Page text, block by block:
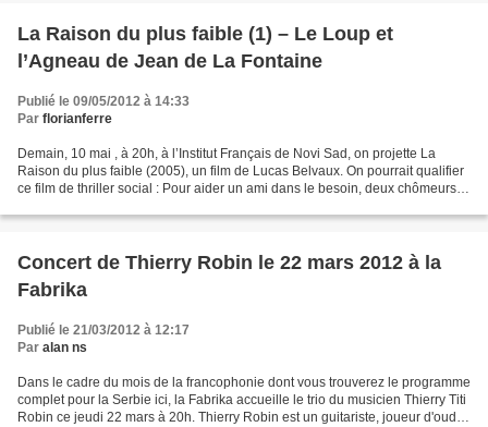
La Raison du plus faible (1) – Le Loup et
l’Agneau de Jean de La Fontaine
Publié le 09/05/2012 à 14:33
Par florianferre
Demain, 10 mai , à 20h, à l’Institut Français de Novi Sad, on projette La
Raison du plus faible (2005), un film de Lucas Belvaux. On pourrait qualifier
ce film de thriller social : Pour aider un ami dans le besoin, deux chômeurs
Concert de Thierry Robin le 22 mars 2012 à la
Fabrika
Publié le 21/03/2012 à 12:17
Par alan ns
Dans le cadre du mois de la francophonie dont vous trouverez le programme
complet pour la Serbie ici, la Fabrika accueille le trio du musicien Thierry Titi
Robin ce jeudi 22 mars à 20h. Thierry Robin est un guitariste, joueur d'oud